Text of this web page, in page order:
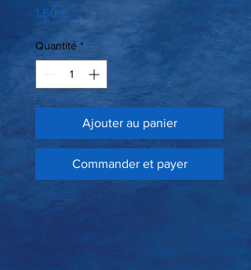
1,50 €
Quantité *
Ajouter au panier
Commander et payer